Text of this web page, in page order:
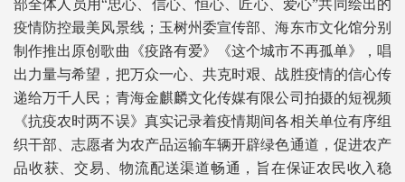
部全体人员用“忠心、信心、恒心、匠心、爱心”共同绘出的
疫情防控最美风景线；玉树州委宣传部、海东市文化馆分别
制作推出原创歌曲《疫路有爱》《这个城市不再孤单》，唱
出力量与希望，把万众一心、共克时艰、战胜疫情的信心传
递给万千人民；青海金麒麟文化传媒有限公司拍摄的短视频
《抗疫农时两不误》真实记录着疫情期间各相关单位有序组
织干部、志愿者为农产品运输车辆开辟绿色通道，促进农产
品收获、交易、物流配送渠道畅通，旨在保证农民收入稳